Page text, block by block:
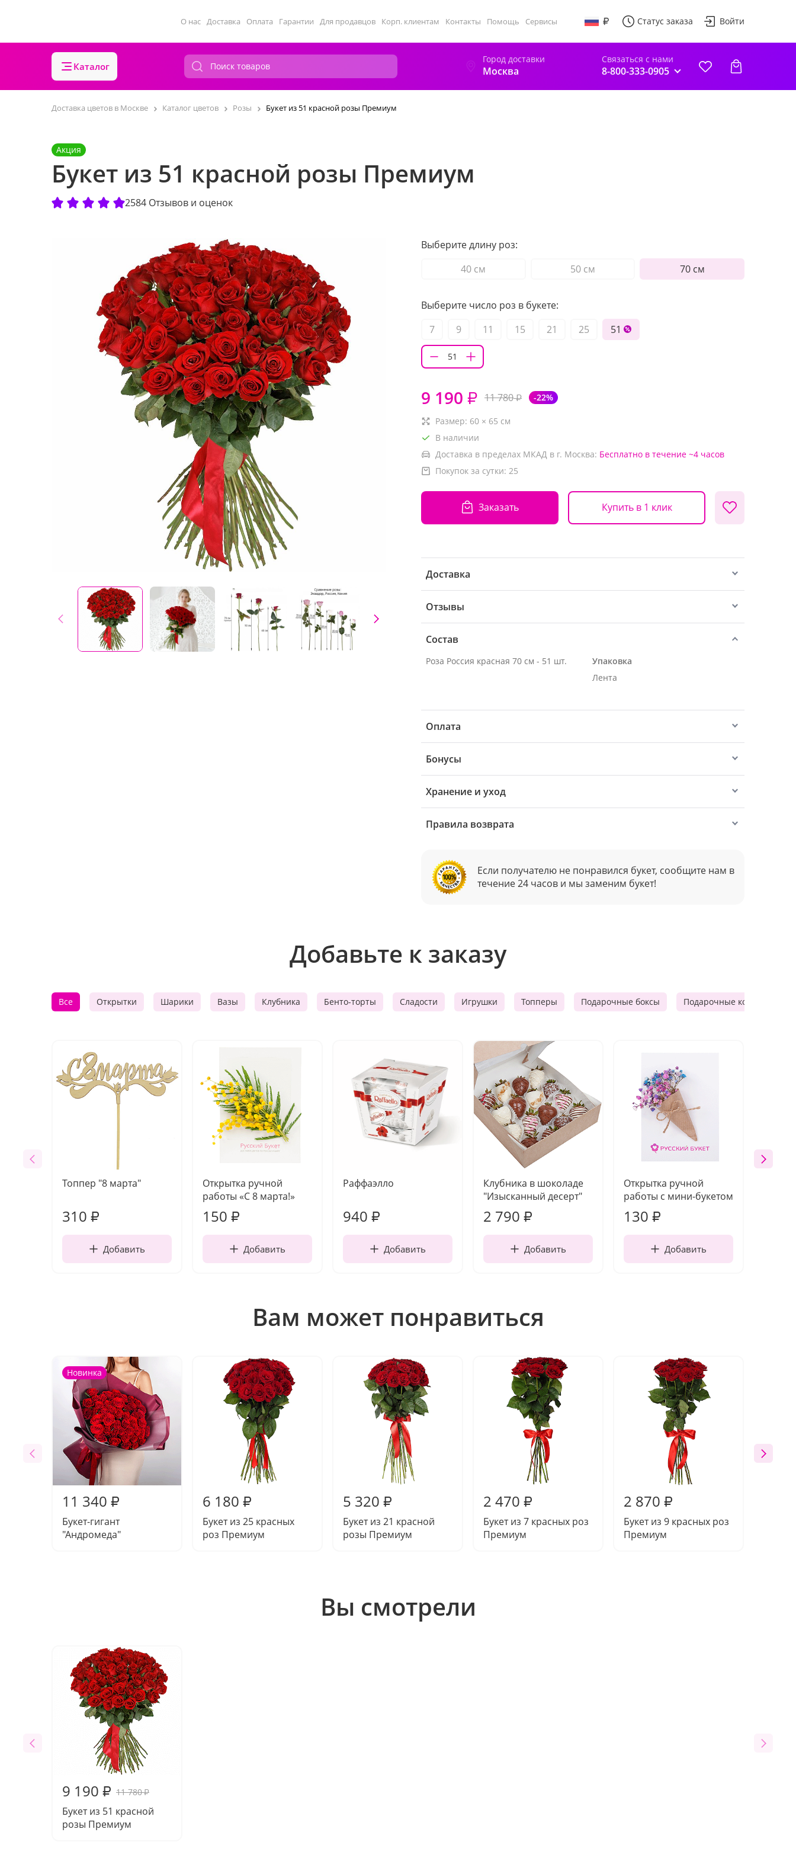
О нас Доставка Оплата Гарантии Для продавцов Корп. клиентам Контакты Помощь Сервисы Статус заказа Войти
Каталог
Город доставки
Москва
Связаться с нами
8-800-333-0905
Доставка цветов в Москве Каталог цветов Розы Букет из 51 красной розы Премиум
Акция
Букет из 51 красной розы Премиум
2584 Отзывов и оценок
Выберите длину роз:
40 см
50 см 70 см
Выберите число роз в букете:
7
9 11 15 21 25 51
9 190 ₽ 11 780₽ -22%
Размер: 60 × 65 см
В наличии
Доставка в пределах МКАД в г. Москва: Бесплатно в течение ~4 часов
Покупок за сутки: 25
Заказать Купить в 1 клик
Доставка
Отзывы
Состав
Роза Россия красная 70 см - 51 шт.
Упаковка
Лента
Оплата
Бонусы
Хранение и уход
Правила возврата
Если получателю не понравился букет, сообщите нам в
течение 24 часов и мы заменим букет!
Добавьте к заказу
Все Открытки Шарики Вазы Клубника Бенто-торты Сладости Игрушки Топперы Подарочные боксы Подарочные корзины
Топпер "8 марта"
310 ₽
Добавить
Открытка ручной
работы «С 8 марта!»
150 ₽
Добавить
Раффаэлло
940 ₽
Добавить
Клубника в шоколаде
"Изысканный десерт"
2 790 ₽
Добавить
Открытка ручной
работы с мини-букетом
130 ₽
Добавить
Вам может понравиться
Новинка
11 340 ₽
Букет-гигант
"Андромеда"
6 180 ₽
Букет из 25 красных
роз Премиум
5 320 ₽
Букет из 21 красной
розы Премиум
2 470 ₽
Букет из 7 красных роз
Премиум
2 870 ₽
Букет из 9 красных роз
Премиум
Вы смотрели
9 190 ₽ 11 780₽
Букет из 51 красной
розы Премиум